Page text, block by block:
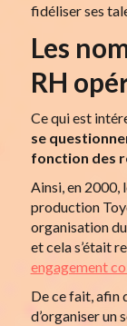
fidéliser ses
Les
RH
Ce qui est
se
fonction des
Ainsi, en 2000,
production
organisation
et cela s’était
engagement
De ce fait, afin
d’organiser un